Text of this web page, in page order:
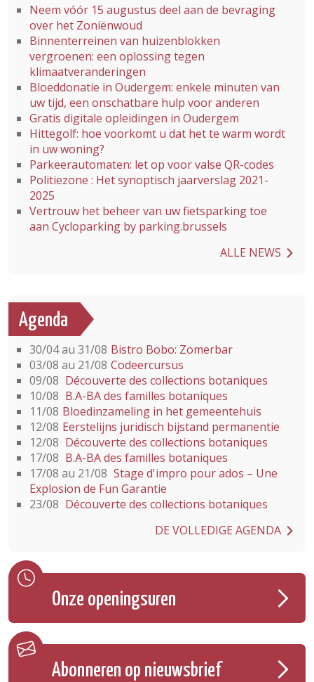
Neem vóór 15 augustus deel aan de bevraging
over het Zoniënwoud
Binnenterreinen van huizenblokken
vergroenen: een oplossing tegen
klimaatveranderingen
Bloeddonatie in Oudergem: enkele minuten van
uw tijd, een onschatbare hulp voor anderen
Gratis digitale opleidingen in Oudergem
Hittegolf: hoe voorkomt u dat het te warm wordt
in uw woning?
Parkeerautomaten: let op voor valse QR-codes
Politiezone : Het synoptisch jaarverslag 2021-
2025
Vertrouw het beheer van uw fietsparking toe
aan Cycloparking by parking.brussels
ALLE NEWS
Agenda
30/04 au 31/08 Bistro Bobo: Zomerbar
03/08 au 21/08 Codeercursus
09/08 Découverte des collections botaniques
10/08 B.A-BA des familles botaniques
11/08 Bloedinzameling in het gemeentehuis
12/08 Eerstelijns juridisch bijstand permanentie
12/08 Découverte des collections botaniques
17/08 B.A-BA des familles botaniques
17/08 au 21/08 Stage d'impro pour ados – Une
Explosion de Fun Garantie
23/08 Découverte des collections botaniques
DE VOLLEDIGE AGENDA
Onze openingsuren
Abonneren op nieuwsbrief